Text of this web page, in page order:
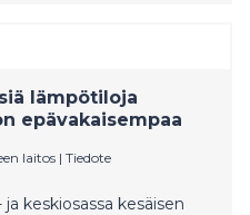
jälkihuollon piirissä
ja
lähteviä, helposti
joita tuotetaan
lämpötiloja
epävakaisempaa
laitos | Tiedote
keskiosassa kesäisen